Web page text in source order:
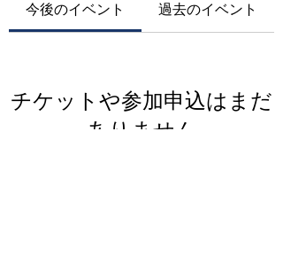
今後のイベント 過去のイベント
チケットや参加申込はまだ
ありません